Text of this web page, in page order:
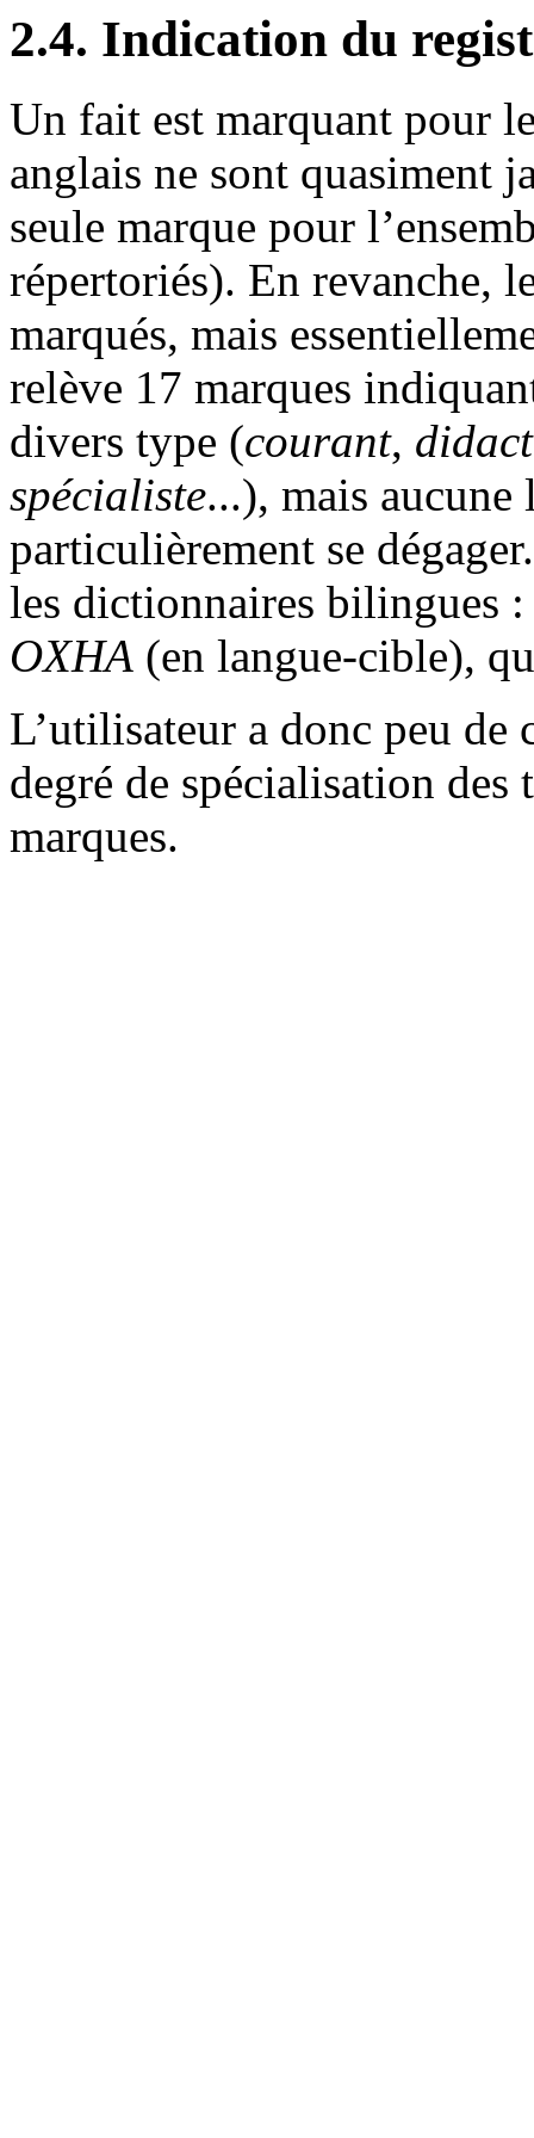
2.4. Indication du
Un fait est marquant pour
anglais ne sont quasiment
seule marque pour
répertoriés). En revanche,
marqués, mais
relève 17 marques
divers type (courant,
spécialiste...), mais aucune
particulièrement se
les dictionnaires bilingues
OXHA (en langue-cible),
L’utilisateur a donc peu de
degré de spécialisation des
marques.